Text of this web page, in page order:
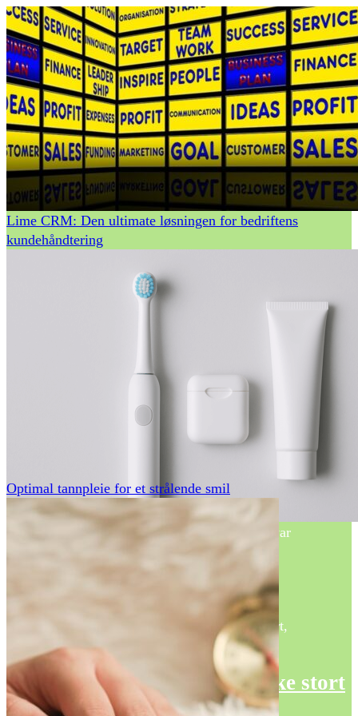
Lime CRM: Den ultimate løsningen for bedriftens
kundehåndtering
Optimal tannpleie for et strålende smil
Gallup – TV2.no
TV 2 er Norges beste nettsted for nyheter, sport,
underholdning, vær, tv-guide og video.
Partibarometeret | TV 2
Størst på Stortinget. Slik ville mandatene fordelt seg på de
ulike konstellasjonene dersom målingen over var
Nyheter,gallup – TV2.no
TV 2 er Norges beste nettsted for nyheter, sport,
underholdning, vær, tv-guide og video.
Fersk TV 2-måling: Høyre like stort
som regjeringspartiene til …